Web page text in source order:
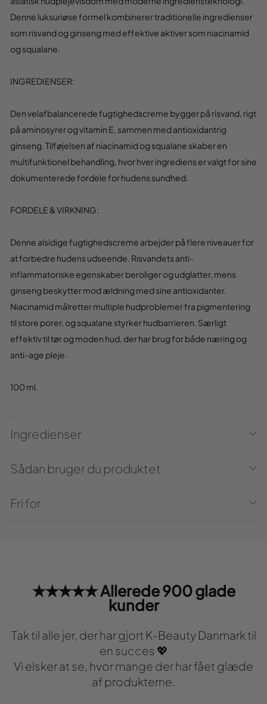
Denne luksuriøse formel kombinerer traditionelle ingredienser
som risvand og ginseng med effektive aktiver som niacinamid
og squalane.
INGREDIENSER:
Den velafbalancerede fugtighedscreme bygger på risvand, rigt
på aminosyrer og vitamin E, sammen med antioxidantrig
ginseng. Tilføjelsen af niacinamid og squalane skaber en
multifunktionel behandling, hvor hver ingrediens er valgt for sine
dokumenterede fordele for hudens sundhed.
FORDELE & VIRKNING:
Denne alsidige fugtighedscreme arbejder på flere niveauer for
at forbedre hudens udseende. Risvandets anti-
inflammatoriske egenskaber beroliger og udglatter, mens
ginseng beskytter mod ældning med sine antioxidanter.
Niacinamid målretter multiple hudproblemer fra pigmentering
til store porer, og squalane styrker hudbarrieren. Særligt
effektiv til tør og moden hud, der har brug for både næring og
anti-age pleje.
100 ml.
Ingredienser
Sådan bruger du produktet
Fri for
★★★★★ Allerede 900 glade
kunder
Tak til alle jer, der har gjort K-Beauty Danmark til
en succes 💖
Vi elsker at se, hvor mange der har fået glæde
af produkterne.